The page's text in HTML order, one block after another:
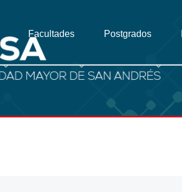
Facultades Postgrados